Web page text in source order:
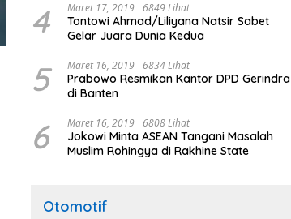
4 Maret 17, 2019 6849 Lihat
Tontowi Ahmad/Liliyana Natsir Sabet
Gelar Juara Dunia Kedua
5 Maret 16, 2019 6834 Lihat
Prabowo Resmikan Kantor DPD Gerindra
di Banten
6 Maret 16, 2019 6808 Lihat
Jokowi Minta ASEAN Tangani Masalah
Muslim Rohingya di Rakhine State
Otomotif